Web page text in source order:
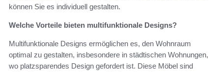
können Sie es individuell gestalten.
Welche Vorteile bieten multifunktionale Designs?
Multifunktionale Designs ermöglichen es, den Wohnraum
optimal zu gestalten, insbesondere in städtischen Wohnungen,
wo platzsparendes Design gefordert ist. Diese Möbel sind